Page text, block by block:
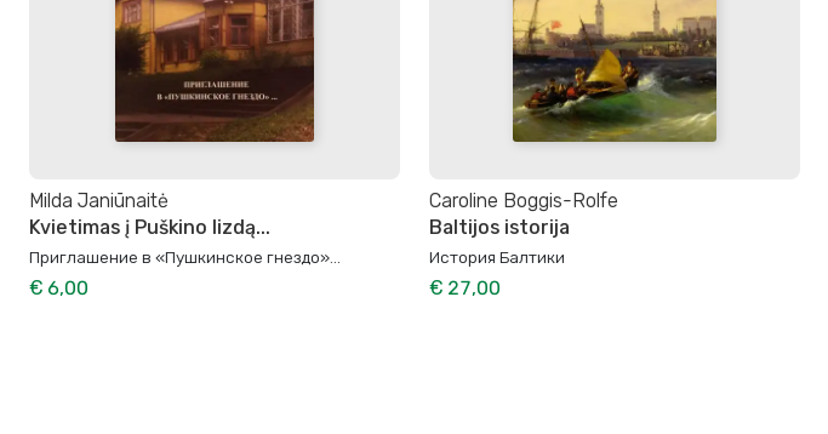
Milda Janiūnaitė
Kvietimas į Puškino lizdą...
Приглашение в «Пушкинское гнездо»...
€ 6,00
Caroline Boggis-Rolfe
Baltijos istorija
История Балтики
€ 27,00